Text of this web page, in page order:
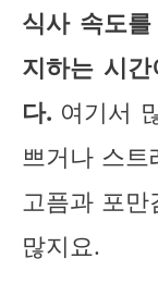
식사 속도
지하는 시
다. 여기서
쁘거나 스트
고픔과 포
많지요.